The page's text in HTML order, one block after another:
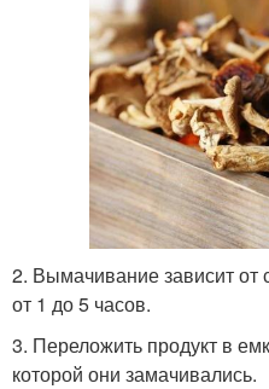
2. Вымачивание зависит
от 1 до 5 часов.
3. Переложить продукт в
которой они замачивались.